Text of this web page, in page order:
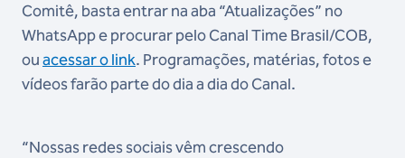
Comitê, basta entrar na aba “Atualizações” no
WhatsApp e procurar pelo Canal Time Brasil/COB,
ouacessar o link. Programações, matérias, fotos e
vídeos farão parte do dia a dia do Canal.
“Nossas redes sociais vêm crescendo